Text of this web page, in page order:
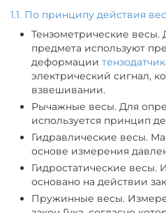
1.1. По принципу действия
Тензометрические весы.
предмета используют
деформации
электрический сигнал,
взвешивании.
Рычажные весы. Для
используется принцип
Гидравлические весы.
основе измерения
Гидростатические весы.
основано на действии
Пружинные весы.